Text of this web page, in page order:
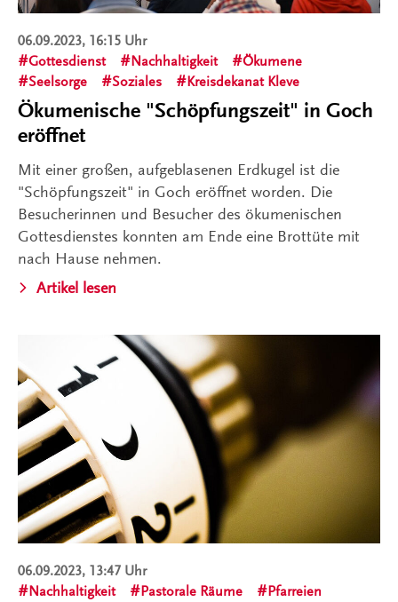
06.09.2023, 16:15 Uhr
Gottesdienst
Nachhaltigkeit
Ökumene
Seelsorge
Soziales Kreisdekanat Kleve
Ökumenische "Schöpfungszeit" in Goch
eröffnet
Mit einer großen, aufgeblasenen Erdkugel ist die
"Schöpfungszeit" in Goch eröffnet worden. Die
Besucherinnen und Besucher des ökumenischen
Gottesdienstes konnten am Ende eine Brottüte mit
nach Hause nehmen.
Artikel lesen
06.09.2023, 13:47 Uhr
Nachhaltigkeit
Pastorale Räume
Pfarreien